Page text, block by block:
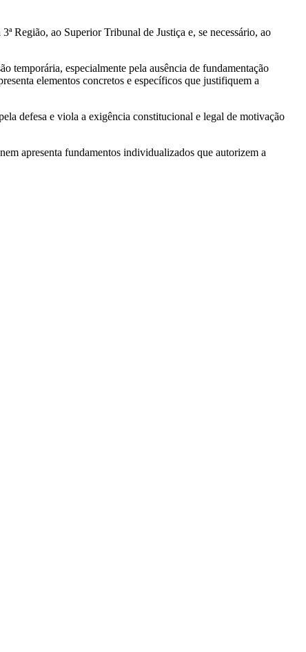
Região, ao Superior Tribunal de Justiça e, se necessário, ao
temporária, especialmente pela ausência de fundamentação
elementos concretos e específicos que justifiquem a
defesa e viola a exigência constitucional e legal de motivação
apresenta fundamentos individualizados que autorizem a